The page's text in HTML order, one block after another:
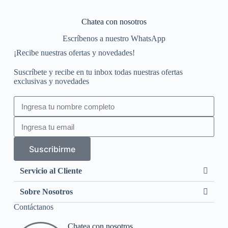
Chatea con nosotros
Escríbenos a nuestro WhatsApp
¡Recibe nuestras ofertas y novedades!
Suscríbete y recibe en tu inbox todas nuestras ofertas
exclusivas y novedades
Suscribirme
Servicio al Cliente
Sobre Nosotros
Contáctanos
Chatea con nosotros